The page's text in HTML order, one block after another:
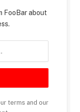
FooBar about
terms and our